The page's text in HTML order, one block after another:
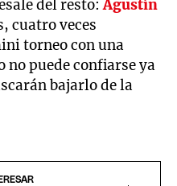
del resto:Agustín
cuatro veces
torneo con una
no puede confiarse ya
bajarlo de la